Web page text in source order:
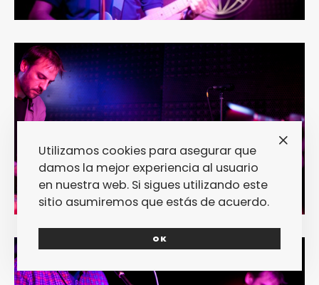
Utilizamos cookies para asegurar que
damos la mejor experiencia al usuario
en nuestra web. Si sigues utilizando este
sitio asumiremos que estás de acuerdo.
OK